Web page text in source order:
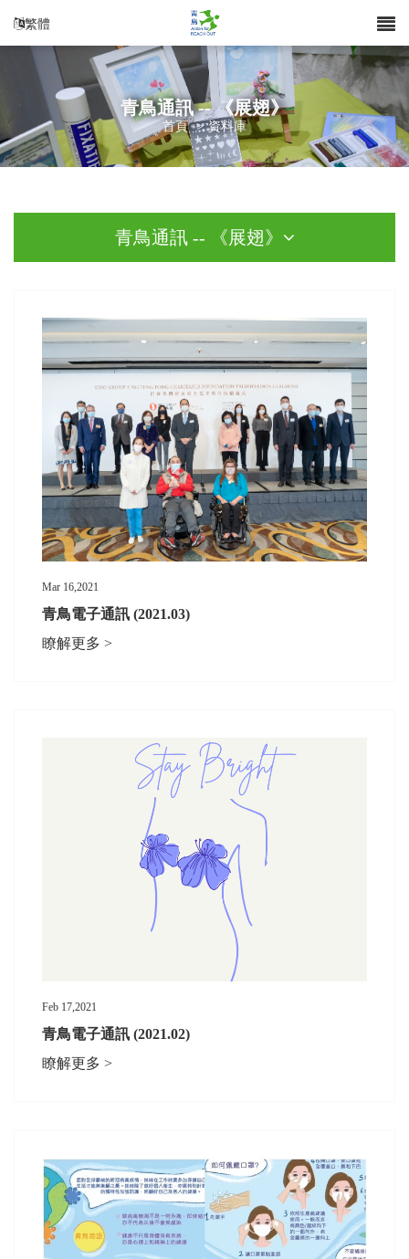
繁體
青鳥通訊 -- 《展翅》
首頁 > 資料庫
青鳥通訊 -- 《展翅》
Mar 16,2021
青鳥電子通訊 (2021.03)
瞭解更多 >
Feb 17,2021
青鳥電子通訊 (2021.02)
瞭解更多 >